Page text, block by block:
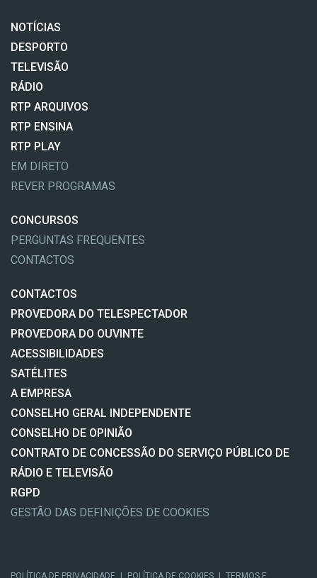
NOTÍCIAS
DESPORTO
TELEVISÃO
RÁDIO
RTP ARQUIVOS
RTP ENSINA
RTP PLAY
EM DIRETO
REVER PROGRAMAS
CONCURSOS
PERGUNTAS FREQUENTES
CONTACTOS
CONTACTOS
PROVEDORA DO TELESPECTADOR
PROVEDORA DO OUVINTE
ACESSIBILIDADES
SATÉLITES
A EMPRESA
CONSELHO GERAL INDEPENDENTE
CONSELHO DE OPINIÃO
CONTRATO DE CONCESSÃO DO SERVIÇO PÚBLICO DE
RÁDIO E TELEVISÃO
RGPD
GESTÃO DAS DEFINIÇÕES DE COOKIES
POLÍTICA DE PRIVACIDADE | POLÍTICA DE COOKIES | TERMOS E